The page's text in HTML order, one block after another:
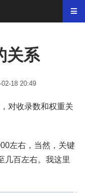
关系
18 20:49
对收录数和权重关
左右，当然，关键
几百左右。我这里